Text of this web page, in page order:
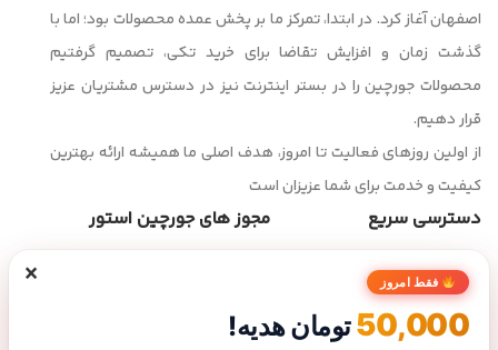
اصفهان آغاز کرد. در ابتدا، تمرکز ما بر پخش عمده محصولات بود؛ اما با
گذشت زمان و افزایش تقاضا برای خرید تکی، تصمیم گرفتیم
محصولات جورچین را در بستر اینترنت نیز در دسترس مشتریان عزیز
قرار دهیم.
از اولین روزهای فعالیت تا امروز، هدف اصلی ما همیشه ارائه بهترین
کیفیت و خدمت برای شما عزیزان است
دسترسی سریع
صفحه اصلی
فروشگاه
تماس با ما
مجوز های جورچین استور
× فقط امروز
50,000تومان هدیه!